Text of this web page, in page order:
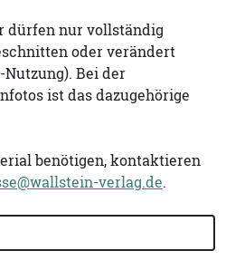
dürfen nur vollständig
oder verändert
Bei der
ist das dazugehörige
benötigen, kontaktieren
verlag.de.
oder ISBN